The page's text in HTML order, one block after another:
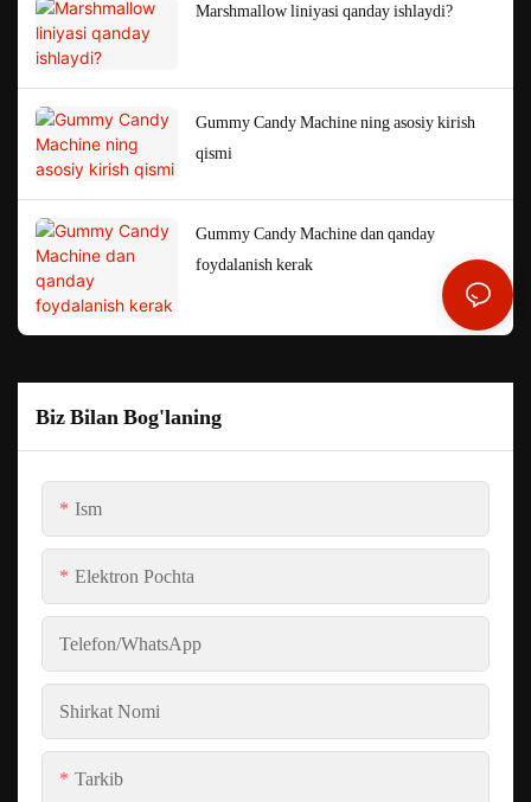
Marshmallow liniyasi qanday ishlaydi?
Gummy Candy Machine ning asosiy kirish
qismi
Gummy Candy Machine dan qanday
foydalanish kerak
Biz Bilan Bog'laning
Ism
Elektron Pochta
Telefon/whatsApp
Shirkat Nomi
Tarkib